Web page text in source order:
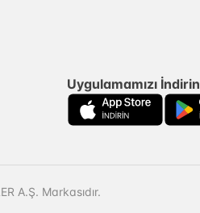
Uygulamamızı İndirin
A.Ş. Markasıdır.